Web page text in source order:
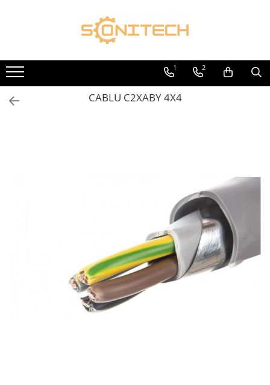
Toate Produsele
FOTOVOLTAICE
Acumulatori
ATS / Comutatoare Transfer
Sisteme Fotovoltaice Complete cu
Busbar Șine Conexiuni
Cabluri și accesorii
1 2
CABLU C2XABY 4X4